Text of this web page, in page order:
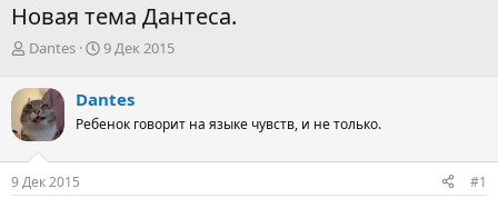
Новая тема Дантеса.
А
т
о
р
т
е
м
Dantes
Д
а
н
ч
9 Дек 2015
Dantes
Ребенок говорит на языке чувств, и не только.
9 Дек 2015 #1